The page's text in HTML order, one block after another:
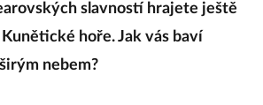
slavností hrajete ještě
hoře. Jak vás baví
nebem?